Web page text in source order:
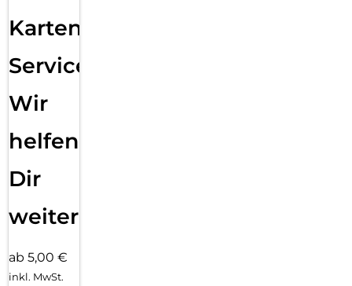
Karten
Service:
Wir
helfen
Dir
weiter
ab 5,00 €
inkl. MwSt.